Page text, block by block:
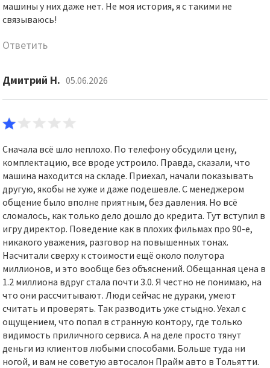
машины у них даже нет. Не моя история, я с такими не
связываюсь!
Ответить
Дмитрий Н. 05.06.2026
Сначала всё шло неплохо. По телефону обсудили цену,
комплектацию, все вроде устроило. Правда, сказали, что
машина находится на складе. Приехал, начали показывать
другую, якобы не хуже и даже подешевле. С менеджером
общение было вполне приятным, без давления. Но всё
сломалось, как только дело дошло до кредита. Тут вступил в
игру директор. Поведение как в плохих фильмах про 90-е,
никакого уважения, разговор на повышенных тонах.
Насчитали сверху к стоимости ещё около полутора
миллионов, и это вообще без объяснений. Обещанная цена в
1.2 миллиона вдруг стала почти 3.0. Я честно не понимаю, на
что они рассчитывают. Люди сейчас не дураки, умеют
считать и проверять. Так разводить уже стыдно. Уехал с
ощущением, что попал в странную контору, где только
видимость приличного сервиса. А на деле просто тянут
деньги из клиентов любыми способами. Больше туда ни
ногой, и вам не советую автосалон Прайм авто в Тольятти.